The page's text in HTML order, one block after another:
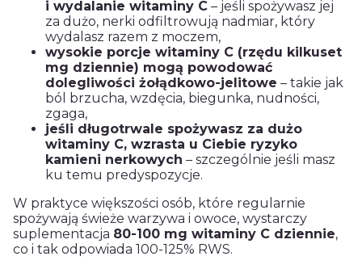
i wydalanie witaminy C – jeśli spożywasz jej
za dużo, nerki odfiltrowują nadmiar, który
wydalasz razem z moczem,
wysokie porcje witaminy C (rzędu kilkuset
mg dziennie) mogą powodować
dolegliwości żołądkowo-jelitowe – takie jak
ból brzucha, wzdęcia, biegunka, nudności,
zgaga,
jeśli długotrwale spożywasz za dużo
witaminy C, wzrasta u Ciebie ryzyko
kamieni nerkowych – szczególnie jeśli masz
ku temu predyspozycje.
W praktyce większości osób, które regularnie
spożywają świeże warzywa i owoce, wystarczy
suplementacja 80-100 mg witaminy C dziennie,
co i tak odpowiada 100-125% RWS.